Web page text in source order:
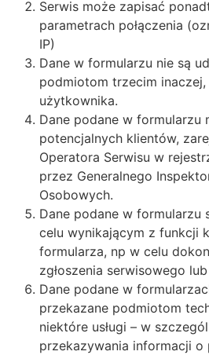
Serwis może zapisać
parametrach połączenia
IP)
Dane w formularzu nie są
podmiotom trzecim
użytkownika.
Dane podane w formularzu
potencjalnych klientów,
Operatora Serwisu w
przez Generalnego
Osobowych.
Dane podane w formularzu
celu wynikającym z funkcji
formularza, np w celu
zgłoszenia serwisowego
Dane podane w
przekazane podmiotom
niektóre usługi – w
przekazywania informacji o